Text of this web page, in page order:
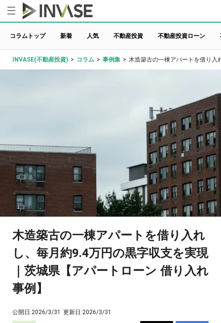
コラムトップ 新着 人気 不動産投資 不動産投資ローン
INVASE(不動産投資) > コラム > 事例集 > 木造築古の一棟アパートを借り入
木造築古の一棟アパートを借り入れ
し、毎月約9.4万円の黒字収支を実現
｜茨城県【アパートローン 借り入れ
事例】
公開日:2026/3/31 更新日:2026/3/31